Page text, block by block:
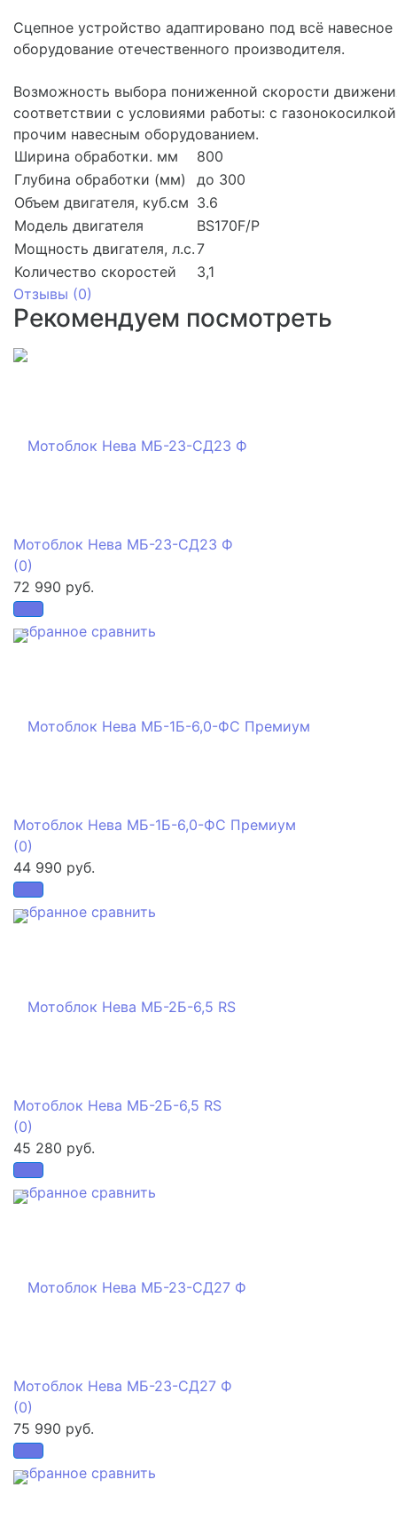
Сцепное устройство адаптировано под всё навесное
оборудование отечественного производителя.
Возможность выбора пониженной скорости
соответствии с условиями работы: с
прочим навесным оборудованием.
Ширина обработки. мм
800
Глубина обработки (мм)
до 300
Объем двигателя, куб.см 3.6
Модель двигателя
BS170F/P
Мощность двигателя, л.с.7
Количество скоростей
3,1
Отзывы (0)
Рекомендуем посмотреть
избранное сравнить
Мотоблок Нева МБ-23-СД23 Ф
(0)
72 990 руб.
избранное сравнить
Мотоблок Нева МБ-1Б-6,0-ФС Премиум
(0)
44 990 руб.
избранное сравнить
Мотоблок Нева МБ-2Б-6,5 RS
(0)
45 280 руб.
избранное сравнить
Мотоблок Нева МБ-23-СД27 Ф
(0)
75 990 руб.